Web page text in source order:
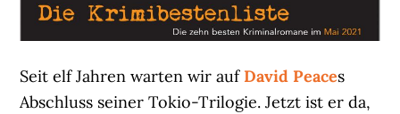
Seit elf Jahren warten wir auf David Peaces
Abschluss seiner Tokio-Trilogie. Jetzt ist er da,